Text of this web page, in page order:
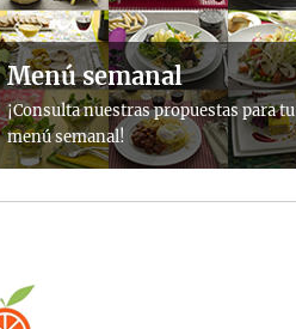
Menú semanal
¡Consulta nuestras propuestas para tu
menú semanal!